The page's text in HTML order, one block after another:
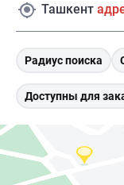
Ташкент
Радиус поиска
Доступны для